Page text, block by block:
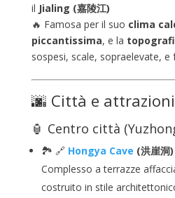
il Jialing (嘉陵江)
🔥 Famosa per il suo clima
piccantissima, e la
sospesi, scale, sopraelevate, e
🌆 Città e
🏮 Centro città
🏞️ 🔗 Hongya Cave (洪崖洞)
Complesso a terrazze
costruito in stile